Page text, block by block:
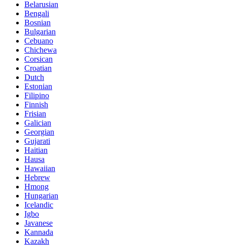
Belarusian
Bengali
Bosnian
Bulgarian
Cebuano
Chichewa
Corsican
Croatian
Dutch
Estonian
Filipino
Finnish
Frisian
Galician
Georgian
Gujarati
Haitian
Hausa
Hawaiian
Hebrew
Hmong
Hungarian
Icelandic
Igbo
Javanese
Kannada
Kazakh